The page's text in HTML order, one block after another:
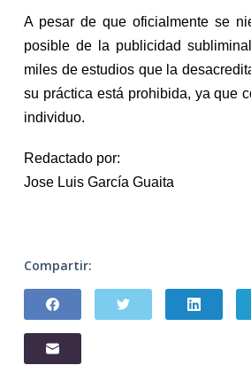
A pesar de que oficialmente se
posible de la publicidad
miles de estudios que la
su práctica está prohibida, ya que
individuo.
Redactado por:
Jose Luis García Guaita
Compartir: